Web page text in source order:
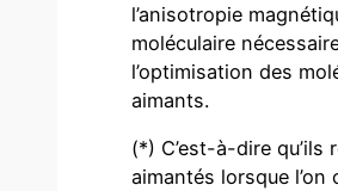
l’anisotropie
moléculaire
l’optimisation des
aimants.
(*) C’est-à-dire qu’ils
aimantés lorsque l’on